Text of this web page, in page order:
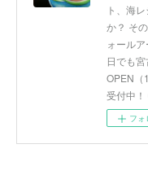
ト、海
か？ そ
ォール
日でも
OPEN（
受付中
フォ